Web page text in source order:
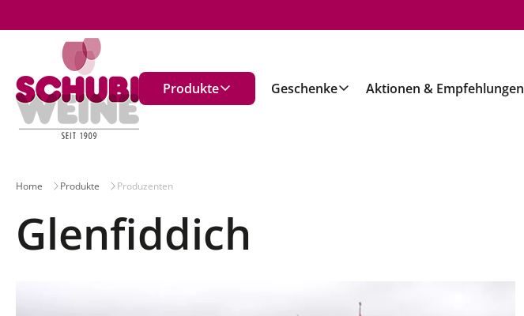
Produkte Geschenke Aktionen & Empfehlungen
Home Produkte Produzenten
Glenfiddich